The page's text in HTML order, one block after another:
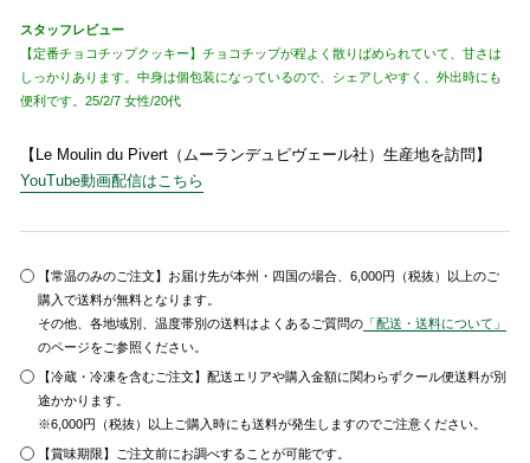
スタッフレビュー
【定番チョコチップクッキー】チョコチップが程よく散りばめられていて、甘さは
しっかりあります。中身は個包装になっているので、シェアしやすく、外出時にも
便利です。25/2/7 女性/20代
【Le Moulin du Pivert（ムーランデュピヴェール社）生産地を訪問】
YouTube動画配信はこちら
【常温のみのご注文】お届け先が本州・四国の場合、6,000円（税抜）以上のご
購入で送料が無料となります。
その他、各地域別、温度帯別の送料はよくあるご質問の 「配送・送料について」
のページをご参照ください。
【冷蔵・冷凍を含むご注文】配送エリアや購入金額に関わらずクール便送料が別
途かかります。
※6,000円（税抜）以上ご購入時にも送料が発生しますのでご注意ください。
【賞味期限】ご注文前にお調べすることが可能です。